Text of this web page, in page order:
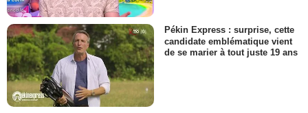
Pékin Express : surprise, cette
candidate emblématique vient
de se marier à tout juste 19 ans